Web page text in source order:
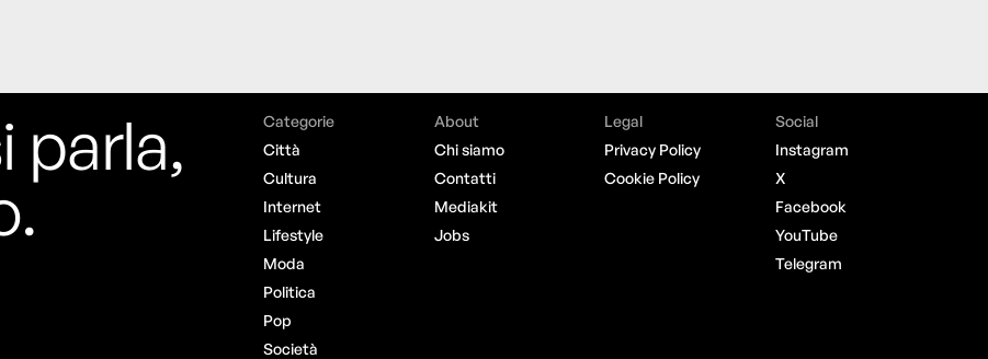
parla,
Categorie
Città
Cultura
Internet
Lifestyle
Moda
Politica
Pop
Società
About
Chi siamo
Contatti
Mediakit
Jobs
Legal
Privacy Policy
Cookie Policy
Social
Instagram
X
Facebook
YouTube
Telegram